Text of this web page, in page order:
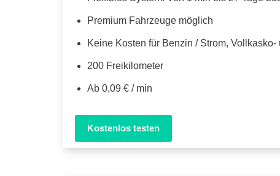
Premium Fahrzeuge möglich
Keine Kosten für Benzin / Strom,
200 Freikilometer
Ab 0,09 € / min
Kostenlos testen